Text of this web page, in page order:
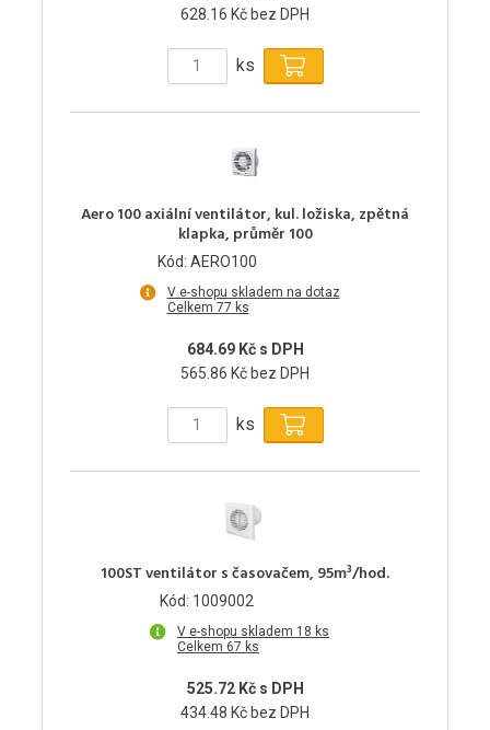
628.16 Kč bez DPH
ks
Aero 100 axiální ventilátor, kul. ložiska, zpětná
klapka, průměr 100
Kód: AERO100
V e-shopu skladem na dotaz
Celkem 77 ks
684.69 Kč s DPH
565.86 Kč bez DPH
ks
100ST ventilátor s časovačem, 95m³/hod.
Kód: 1009002
V e-shopu skladem 18 ks
Celkem 67 ks
525.72 Kč s DPH
434.48 Kč bez DPH